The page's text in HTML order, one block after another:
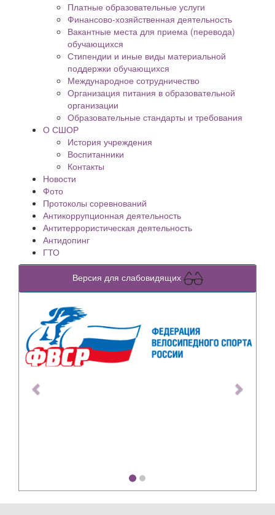
Платные образовательные услуги
Финансово-хозяйственная деятельность
Вакантные места для приема (перевода)
обучающихся
Стипендии и иные виды материальной
поддержки обучающихся
Международное сотрудничество
Организация питания в образовательной
организации
Образовательные стандарты и требования
О СШОР
История учреждения
Воспитанники
Контакты
Новости
Фото
Протоколы соревнований
Антикоррупционная деятельность
Антитеррористическая деятельность
Антидопинг
ГТО
Версия для слабовидящих
Previous